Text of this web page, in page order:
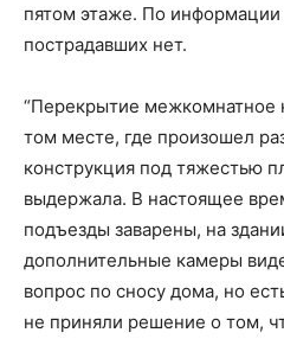
пятом этаже. По информации
пострадавших нет.
“Перекрытие межкомнатное
том месте, где произошел
конструкция под тяжестью
выдержала. В настоящее
подъезды заварены, на
дополнительные камеры
вопрос по сносу дома, но
не приняли решение о том,